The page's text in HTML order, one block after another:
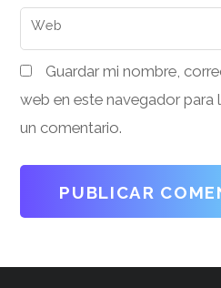
Web
Guardar mi nombre,
web en este navegador para
un comentario.